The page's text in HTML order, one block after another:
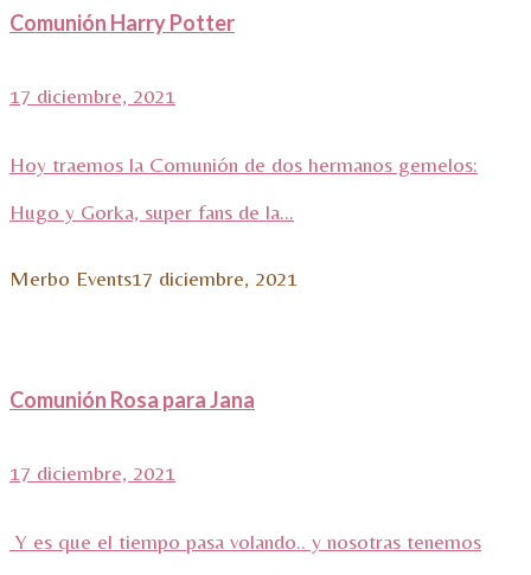
Comunión Harry Potter
17 diciembre, 2021
Hoy traemos la Comunión de dos hermanos gemelos:
Hugo y Gorka, super fans de la...
Merbo Events17 diciembre, 2021
Comunión Rosa para Jana
17 diciembre, 2021
Y es que el tiempo pasa volando.. y nosotras tenemos